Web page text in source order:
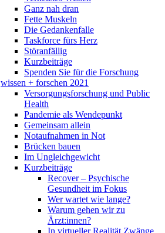
Ganz nah dran
Fette Muskeln
Die Gedankenfalle
Taskforce fürs Herz
Störanfällig
Kurzbeiträge
Spenden Sie für die Forschung
wissen + forschen 2021
Versorgungsforschung und Public
Health
Pandemie als Wendepunkt
Gemeinsam allein
Notaufnahmen in Not
Brücken bauen
Im Ungleichgewicht
Kurzbeiträge
Recover – Psychische
Gesundheit im Fokus
Wer wartet wie lange?
Warum gehen wir zu
Ärzt:innen?
In virtueller Realität Zwänge